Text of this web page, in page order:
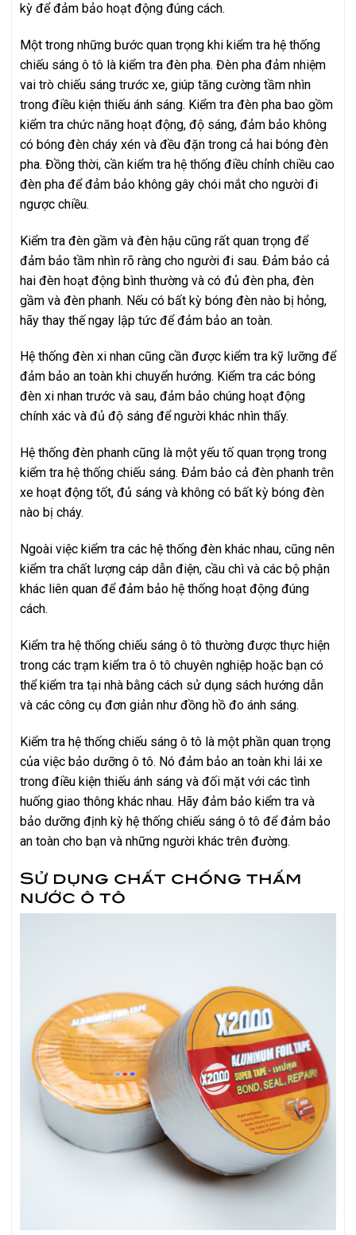
kỳ để đảm bảo hoạt động đúng cách.
Một trong những bước quan trọng khi kiểm tra hệ thống
chiếu sáng ô tô là kiểm tra đèn pha. Đèn pha đảm nhiệm
vai trò chiếu sáng trước xe, giúp tăng cường tầm nhìn
trong điều kiện thiếu ánh sáng. Kiểm tra đèn pha bao gồm
kiểm tra chức năng hoạt động, độ sáng, đảm bảo không
có bóng đèn cháy xén và đều đặn trong cả hai bóng đèn
pha. Đồng thời, cần kiểm tra hệ thống điều chỉnh chiều cao
đèn pha để đảm bảo không gây chói mắt cho người đi
ngược chiều.
Kiểm tra đèn gầm và đèn hậu cũng rất quan trọng để
đảm bảo tầm nhìn rõ ràng cho người đi sau. Đảm bảo cả
hai đèn hoạt động bình thường và có đủ đèn pha, đèn
gầm và đèn phanh. Nếu có bất kỳ bóng đèn nào bị hỏng,
hãy thay thế ngay lập tức để đảm bảo an toàn.
Hệ thống đèn xi nhan cũng cần được kiểm tra kỹ lưỡng để
đảm bảo an toàn khi chuyển hướng. Kiểm tra các bóng
đèn xi nhan trước và sau, đảm bảo chúng hoạt động
chính xác và đủ độ sáng để người khác nhìn thấy.
Hệ thống đèn phanh cũng là một yếu tố quan trọng trong
kiểm tra hệ thống chiếu sáng. Đảm bảo cả đèn phanh trên
xe hoạt động tốt, đủ sáng và không có bất kỳ bóng đèn
nào bị cháy.
Ngoài việc kiểm tra các hệ thống đèn khác nhau, cũng nên
kiểm tra chất lượng cáp dẫn điện, cầu chì và các bộ phận
khác liên quan để đảm bảo hệ thống hoạt động đúng
cách.
Kiểm tra hệ thống chiếu sáng ô tô thường được thực hiện
trong các trạm kiểm tra ô tô chuyên nghiệp hoặc bạn có
thể kiểm tra tại nhà bằng cách sử dụng sách hướng dẫn
và các công cụ đơn giản như đồng hồ đo ánh sáng.
Kiểm tra hệ thống chiếu sáng ô tô là một phần quan trọng
của việc bảo dưỡng ô tô. Nó đảm bảo an toàn khi lái xe
trong điều kiện thiếu ánh sáng và đối mặt với các tình
huống giao thông khác nhau. Hãy đảm bảo kiểm tra và
bảo dưỡng định kỳ hệ thống chiếu sáng ô tô để đảm bảo
an toàn cho bạn và những người khác trên đường.
Sử dụng chất chống thấm
nước ô tô